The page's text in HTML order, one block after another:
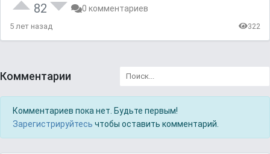
82 0 комментариев
5 лет назад 322
Комментарии
Комментариев пока нет. Будьте первым!
Зарегистрируйтесь чтобы оставить комментарий.